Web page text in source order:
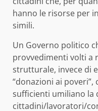
hanno le risorse per
simili.
Un Governo politico
provvedimenti volti a
strutturale, invece di
“donazioni ai
sufficienti umiliano la
cittadini/lavoratori/